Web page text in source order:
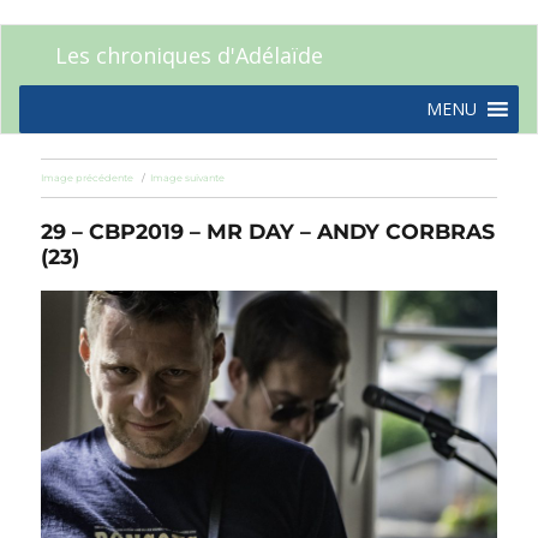
Les chroniques d'Adélaïde
MENU
Image précédente Image suivante
29 – CBP2019 – MR DAY – ANDY CORBRAS
(23)